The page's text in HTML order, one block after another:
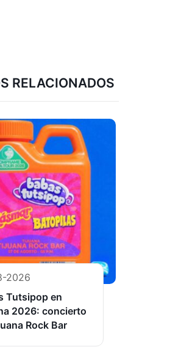
RELACIONADOS
2026
Tutsipop en
2026: concierto
Rock Bar